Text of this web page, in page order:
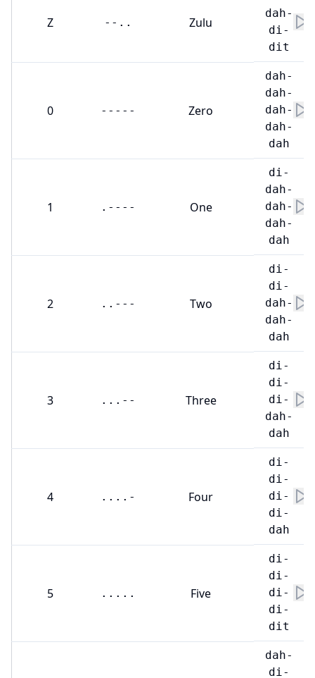
Z --.. Zulu
dah-
di-
dit
0 ----- Zero
dah-
dah-
dah-
dah-
dah
1 .---- One
di-
dah-
dah-
dah-
dah
2 ..--- Two
di-
di-
dah-
dah-
dah
3 ...-- Three
di-
di-
di-
dah-
dah
4 ....- Four
di-
di-
di-
di-
dah
5 ..... Five
di-
di-
di-
di-
dit
dah-
di-